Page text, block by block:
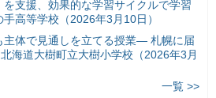
支援、効果的な学習サイクルで学習
高等学校（2026年3月10日）
主体で見通しを立てる授業— 札幌に届
海道大樹町立大樹小学校（2026年3月
一覧 >>